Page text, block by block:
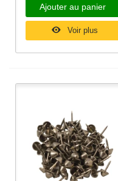
Ajouter au panier
Voir plus